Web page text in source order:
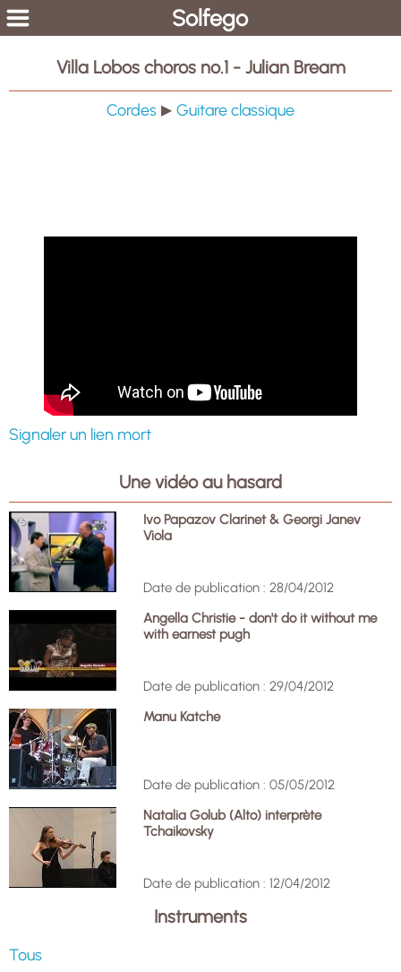
Solfego
Instruments
Tous
Villa Lobos choros no.1 - Julian Bream
Cordes ▶ Guitare classique
Signaler un lien mort
Une vidéo au hasard
Ivo Papazov Clarinet & Georgi Janev
Viola
Date de publication : 28/04/2012
Angella Christie - don't do it without me
with earnest pugh
Date de publication : 29/04/2012
Manu Katche
Date de publication : 05/05/2012
Natalia Golub (Alto) interprète
Tchaikovsky
Date de publication : 12/04/2012